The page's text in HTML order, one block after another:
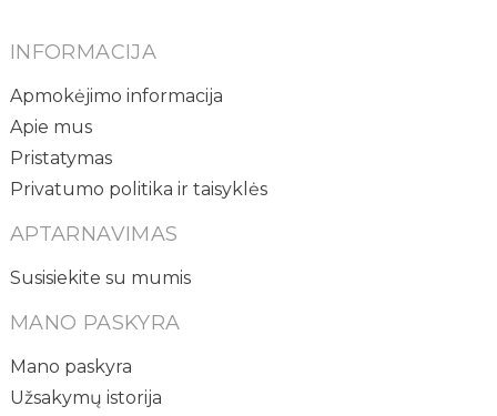
INFORMACIJA
Apmokėjimo informacija
Apie mus
Pristatymas
Privatumo politika ir taisyklės
APTARNAVIMAS
Susisiekite su mumis
MANO PASKYRA
Mano paskyra
Užsakymų istorija